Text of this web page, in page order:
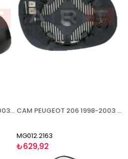
AYNA PEUGEOT 206 1998-2003 MEKANİK ASFERİK SOL CAM PEUGEOT 206 1998-2003 ISITMALI SAĞ
MG012.2163
₺629,92